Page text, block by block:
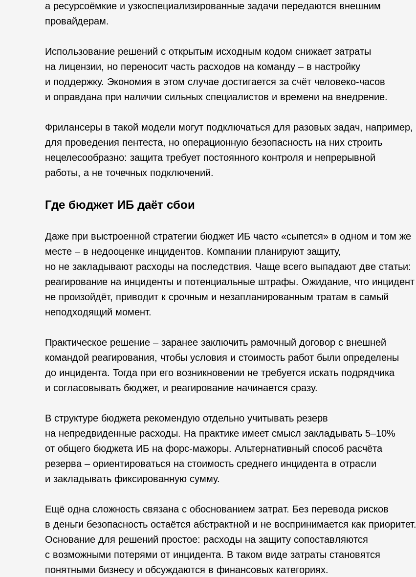
а ресурсоёмкие и узкоспециализированные задачи передаются внешним
провайдерам.
Использование решений с открытым исходным кодом снижает затраты
на лицензии, но переносит часть расходов на команду – в настройку
и поддержку. Экономия в этом случае достигается за счёт человеко-часов
и оправдана при наличии сильных специалистов и времени на внедрение.
Фрилансеры в такой модели могут подключаться для разовых задач, например,
для проведения пентеста, но операционную безопасность на них строить
нецелесообразно: защита требует постоянного контроля и непрерывной
работы, а не точечных подключений.
Где бюджет ИБ даёт сбои
Даже при выстроенной стратегии бюджет ИБ часто «сыпется» в одном и том же
месте – в недооценке инцидентов. Компании планируют защиту,
но не закладывают расходы на последствия. Чаще всего выпадают две статьи:
реагирование на инциденты и потенциальные штрафы. Ожидание, что инцидент
не произойдёт, приводит к срочным и незапланированным тратам в самый
неподходящий момент.
Практическое решение – заранее заключить рамочный договор с внешней
командой реагирования, чтобы условия и стоимость работ были определены
до инцидента. Тогда при его возникновении не требуется искать подрядчика
и согласовывать бюджет, и реагирование начинается сразу.
В структуре бюджета рекомендую отдельно учитывать резерв
на непредвиденные расходы. На практике имеет смысл закладывать 5–10%
от общего бюджета ИБ на форс-мажоры. Альтернативный способ расчёта
резерва – ориентироваться на стоимость среднего инцидента в отрасли
и закладывать фиксированную сумму.
Ещё одна сложность связана с обоснованием затрат. Без перевода рисков
в деньги безопасность остаётся абстрактной и не воспринимается как приоритет.
Основание для решений простое: расходы на защиту сопоставляются
с возможными потерями от инцидента. В таком виде затраты становятся
понятными бизнесу и обсуждаются в финансовых категориях.